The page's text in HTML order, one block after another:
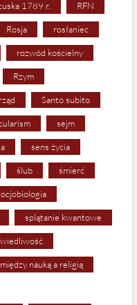
1789 r. RFN
Rosja rosłaniec
rozwód kościelny
Rzym
Santo subito
sejm
sens życia
ślub śmierć
splątanie kwantowe
nauką a religią